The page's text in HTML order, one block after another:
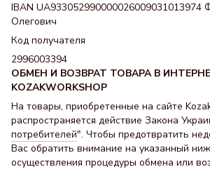
IBAN UA933052990000026009031013974
Олегович
Код получателя
2996003394
ОБМЕН И ВОЗВРАТ ТОВАРА В
KOZAKWORKSHOP
На товары, приобретенные на сайте
распространяется действие Закона
потребителей". Чтобы предотвратить
Вас обратить внимание на указанный
осуществления процедуры обмена или